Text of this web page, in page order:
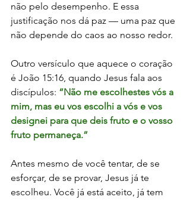
não pelo desempenho. E essa
justificação nos dá paz — uma paz que
não depende do caos ao nosso redor.
Outro versículo que aquece o coração
é João 15:16, quando Jesus fala aos
discípulos: “Não me escolhestes vós a
mim, mas eu vos escolhi a vós e vos
designei para que deis fruto e o vosso
fruto permaneça.”
Antes mesmo de você tentar, de se
esforçar, de se provar, Jesus já te
escolheu. Você já está aceito, já tem